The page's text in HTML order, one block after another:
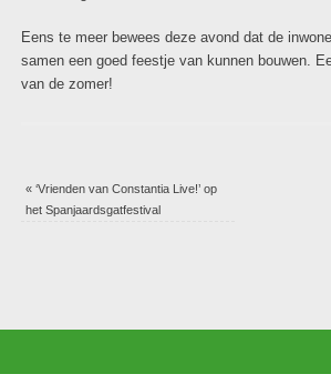
Eens te meer bewees deze avond dat de
samen een goed feestje van kunnen bouwen.
van de zomer!
«‘Vrienden van Constantia Live!’ op
het Spanjaardsgatfestival